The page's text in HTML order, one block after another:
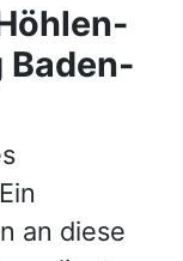
an diese